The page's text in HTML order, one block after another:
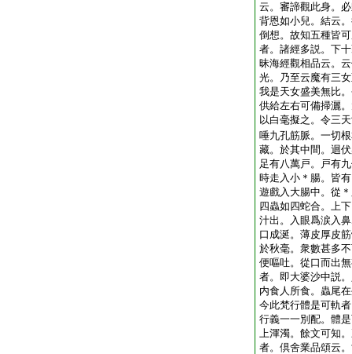
云。審諦觀此身。
背恩如小兒。結云
倒想。故知五種皆
者。諸經多説。下
昧海經觀相品云。
光。乃至云魔有三
我是天女盛美無比
供給左右可備掃灑
以白毫擬之。令三
唾九孔筋脈。一切
藏。於其中間。迴
足有八萬戸。戸有
時走入小＊腸。皆
遊戲入大腸中。從
四蟲如四蛇合。上
汁出。入眼爲涙入
口成涎。薄皮厚皮
於秋毫。衆數甚多
便嘔吐。從口而出
者。即大婆沙中説
内食人所食。蟲尾
今此梵行體是可軌
行義一一別配。體
上渾濁。餘文可知
者。倶舍業品頌云